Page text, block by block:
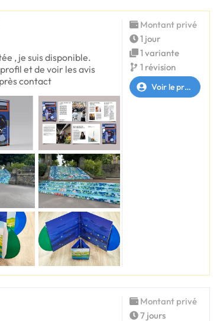
, je suis disponible.
et de voir les avis
contact
Montant privé
1 jour
1 variante
1 révision
Voir le profil
Montant privé
7 jours